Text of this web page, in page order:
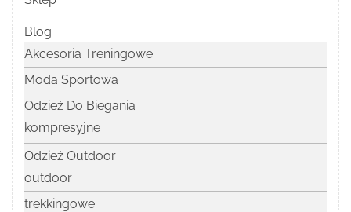
Blog
Akcesoria Treningowe
Moda Sportowa
Odzież Do Biegania
kompresyjne
Odzież Outdoor
outdoor
trekkingowe